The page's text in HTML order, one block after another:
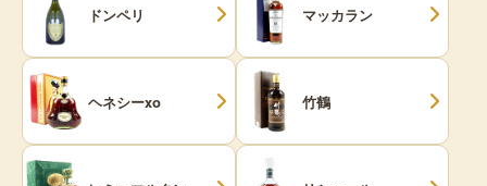
ドンペリ マッカラン
ヘネシーxo 竹鶴